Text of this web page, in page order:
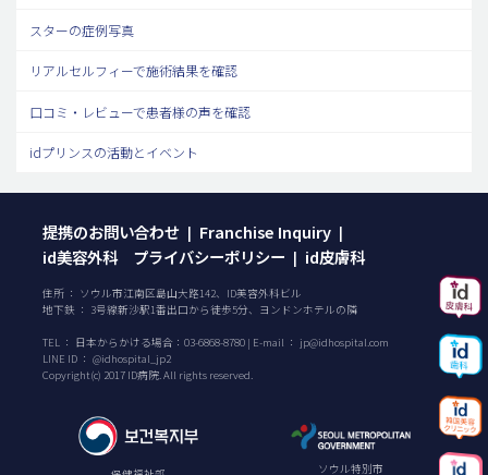
スターの症例写真
リアルセルフィーで施術結果を確認
口コミ・レビューで患者様の声を確認
idプリンスの活動とイベント
提携のお問い合わせ | Franchise Inquiry |
id美容外科 プライバシーポリシー | id皮膚科
住所 ： ソウル市江南区島山大路142、ID美容外科ビル
地下鉄 ： 3号線新沙駅1番出口から徒歩5分、ヨンドンホテルの隣
TEL ： 日本からかける場合： 03-6868-8780 | E-mail ： jp@idhospital.com
LINE ID ： @idhospital_jp2
Copyright(c) 2017 ID病院. All rights reserved.
ソウル特別市